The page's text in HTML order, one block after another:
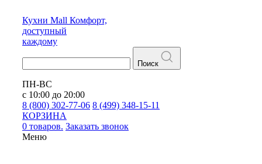
Кухни Mall Комфорт,
доступный
каждому
Поиск
ПН-ВС
с 10:00 до 20:00
8 (800) 302-77-06 8 (499) 348-15-11
КОРЗИНА
0 товаров. Заказать звонок
Меню